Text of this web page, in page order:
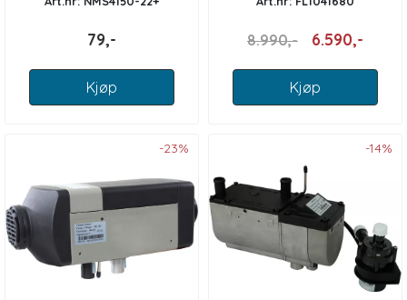
79,-
Kjøp
8.990,- 6.590,-
Kjøp
-23% -14%